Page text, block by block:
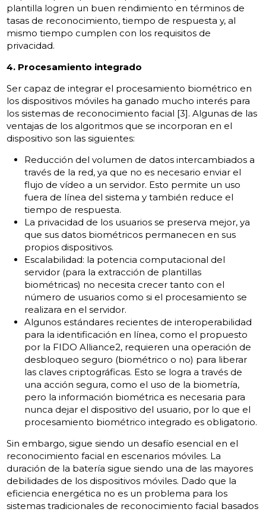
plantilla logren un buen rendimiento en términos de
tasas de reconocimiento, tiempo de respuesta y, al
mismo tiempo cumplen con los requisitos de
privacidad.
4. Procesamiento integrado
Ser capaz de integrar el procesamiento biométrico en
los dispositivos móviles ha ganado mucho interés para
los sistemas de reconocimiento facial [3]. Algunas de las
ventajas de los algoritmos que se incorporan en el
dispositivo son las siguientes:
Reducción del volumen de datos intercambiados a
través de la red, ya que no es necesario enviar el
flujo de vídeo a un servidor. Esto permite un uso
fuera de línea del sistema y también reduce el
tiempo de respuesta.
La privacidad de los usuarios se preserva mejor, ya
que sus datos biométricos permanecen en sus
propios dispositivos.
Escalabilidad: la potencia computacional del
servidor (para la extracción de plantillas
biométricas) no necesita crecer tanto con el
número de usuarios como si el procesamiento se
realizara en el servidor.
Algunos estándares recientes de interoperabilidad
para la identificación en línea, como el propuesto
por la FIDO Alliance2, requieren una operación de
desbloqueo seguro (biométrico o no) para liberar
las claves criptográficas. Esto se logra a través de
una acción segura, como el uso de la biometría,
pero la información biométrica es necesaria para
nunca dejar el dispositivo del usuario, por lo que el
procesamiento biométrico integrado es obligatorio.
Sin embargo, sigue siendo un desafío esencial en el
reconocimiento facial en escenarios móviles. La
duración de la batería sigue siendo una de las mayores
debilidades de los dispositivos móviles. Dado que la
eficiencia energética no es un problema para los
sistemas tradicionales de reconocimiento facial basados